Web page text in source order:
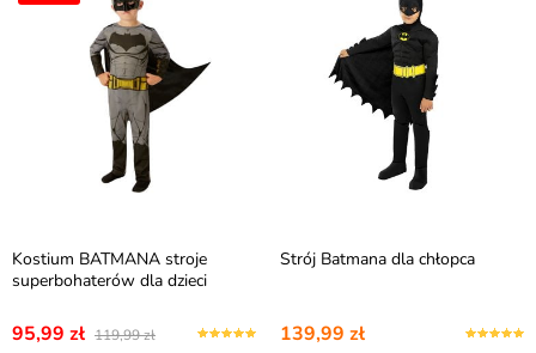
Kostium BATMANA stroje
superbohaterów dla dzieci
95,99 zł 119,99 zł
Strój Batmana dla chłopca
139,99 zł